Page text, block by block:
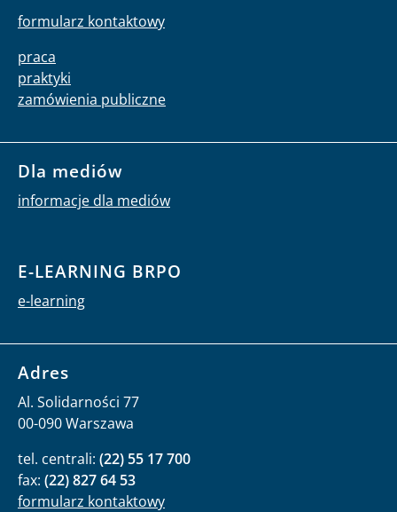
formularz kontaktowy
praca
praktyki
zamówienia publiczne
Dla mediów
informacje dla mediów
E-LEARNING BRPO
e-learning
Adres
Al. Solidarności 77
00-090 Warszawa
tel. centrali: (22) 55 17 700
fax: (22) 827 64 53
formularz kontaktowy